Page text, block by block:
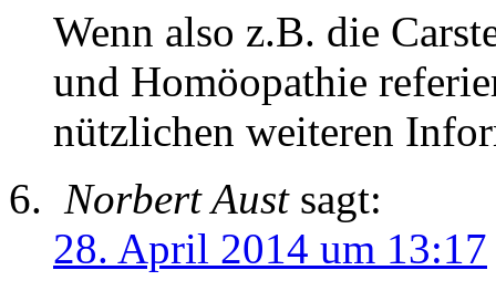
Wenn also z.B. die
und Homöopathie
nützlichen weiteren
Norbert Aust sagt:
28. April 2014 um 13:17